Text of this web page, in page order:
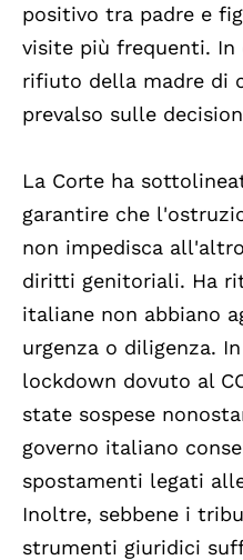
positivo tra padre e
visite più frequenti.
rifiuto della madre di
prevalso sulle
La Corte ha
garantire che
non impedisca
diritti genitoriali. Ha
italiane non abbiano
urgenza o diligenza.
lockdown dovuto al
state sospese
governo italiano
spostamenti legati
Inoltre, sebbene i
strumenti giuridici